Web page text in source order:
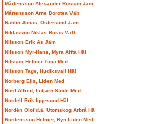
Mårtensson Alexander Rossön Jäm
Mårtensson Arne Dorotea Väb
Nahlin Jonas, Östersund Jäm
Niklasson Niklas Borås VäG
Nilsson Erik Ås Jäm
Nilsson Myr-Hans, Myra Alfta Häl
Nilsson Helmer Tuna Med
Nilsson Tage, Hudiksvall Häl
Norberg Elis, Liden Med
Nord Alfred, Lotjärn Stöde Med
Nordell Erik Iggesund Häl
Nordén Olof d.ä. Utomskog Arbrå Hä
Nordensson Helmer, Byn Liden Med